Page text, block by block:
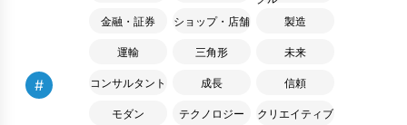
#
金融・証券
ショップ・店舗 製造
運輸 三角形 未来
コンサルタント 成長 信頼
モダン テクノロジー クリエイティブ